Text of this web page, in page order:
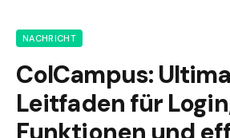
NACHRICHT
ColCampus:
Leitfaden für